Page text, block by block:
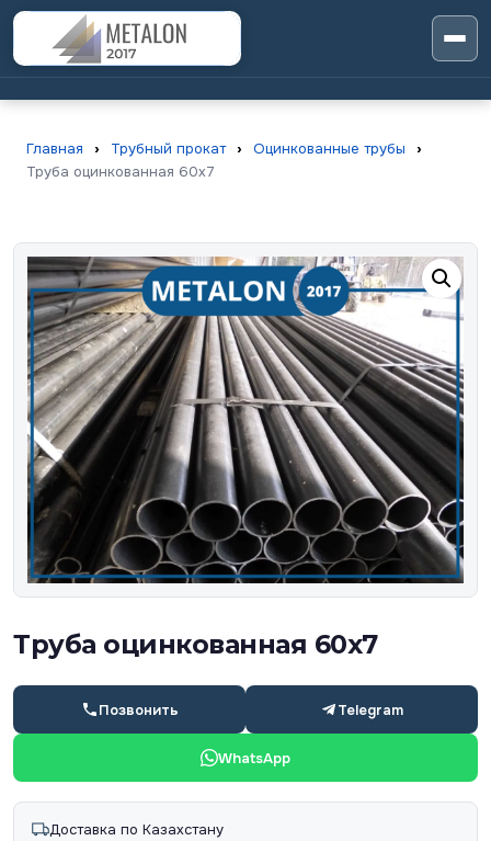
Главная › Трубный прокат › Оцинкованные трубы
›
Труба оцинкованная 60х7
Труба оцинкованная 60х7
Позвонить Telegram
WhatsApp
Доставка по Казахстану